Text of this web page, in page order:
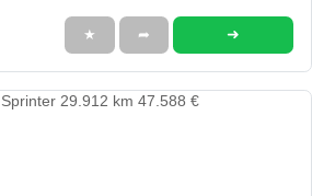
★ ➦ ➜